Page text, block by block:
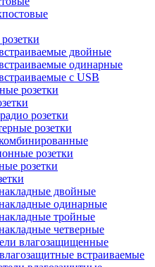
двойные
одинарные
с USB
розетки
розетки
розетки
розетки
розетки
двойные
одинарные
тройные
четверные
влагозащищенные
встраиваемые